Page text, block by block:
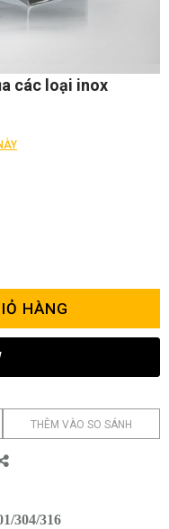
các loại inox
HÀNG
THÊM VÀO SO SÁNH
304/316